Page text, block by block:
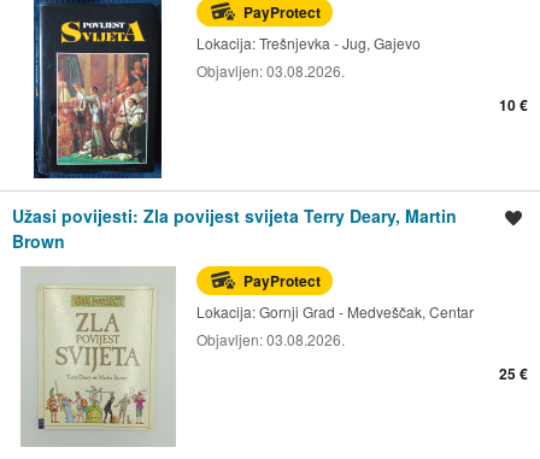
PayProtect
Lokacija:Trešnjevka - Jug, Gajevo
Objavljen:03.08.2026.
10 €
Užasi povijesti: Zla povijest svijeta Terry Deary, Martin
Brown
PayProtect
Lokacija:Gornji Grad - Medveščak, Centar
Objavljen:03.08.2026.
25 €